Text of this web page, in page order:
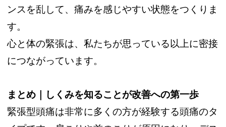
ンスを乱して、痛みを感じやすい状態をつくりま
す。
心と体の緊張は、私たちが思っている以上に密接
につながっています。
まとめ｜しくみを知ることが改善への第一歩
緊張型頭痛は非常に多くの方が経験する頭痛のタ